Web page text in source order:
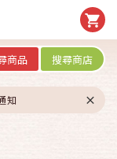
商品 搜尋商店
知